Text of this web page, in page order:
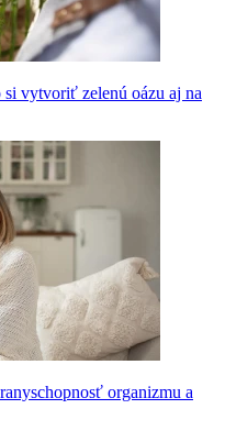
vytvoriť zelenú oázu aj na
organizmu a